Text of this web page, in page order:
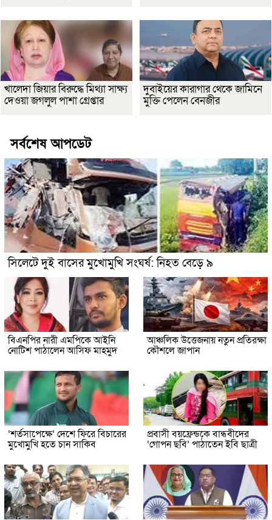
খালেদা জিয়ার বিরুদ্ধে মিথ্যা সাক্ষ্য
দেওয়া জগলুল পাশা গ্রেপ্তার
দুবাইয়ের কারাগার থেকে জামিনে
মুক্তি পেলেন বেনজীর
সর্বশেষ আপডেট
সিলেটে দুই বাসের মুখোমুখি সংঘর্ষ: নিহত বেড়ে ৯
বিএনপির নারী এমপিকে আইনি
নোটিশ পাঠালেন আসিফ মাহমুদ
আঞ্চলিক উত্তেজনায় নতুন প্রতিরক্ষা
কৌশলে জাপান
‘শর্তসাপেক্ষে’ দেশে ফিরে বিচারের
মুখোমুখি হতে চান সাকিব
প্রবাসী বয়ফ্রেন্ডকে বান্ধবীদের
‘গোপন ছবি’ পাঠাতেন ইবি ছাত্রী